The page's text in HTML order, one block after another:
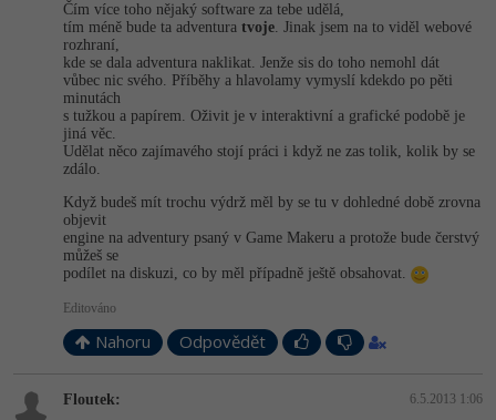
Fórum
Čím více toho nějaký software za tebe udělá,
tím méně bude ta adventura tvoje. Jinak jsem na to viděl webové
rozhraní,
kde se dala adventura naklikat. Jenže sis do toho nemohl dát
vůbec nic svého. Příběhy a hlavolamy vymyslí kdekdo po pěti
minutách
s tužkou a papírem. Oživit je v interaktivní a grafické podobě je
jiná věc.
Udělat něco zajímavého stojí práci i když ne zas tolik, kolik by se
zdálo.
Když budeš mít trochu výdrž měl by se tu v dohledné době zrovna
objevit
engine na adventury psaný v Game Makeru a protože bude čerstvý
můžeš se
podílet na diskuzi, co by měl případně ještě obsahovat.
Editováno
Nahoru Odpovědět
Floutek: 6.5.2013 1:06